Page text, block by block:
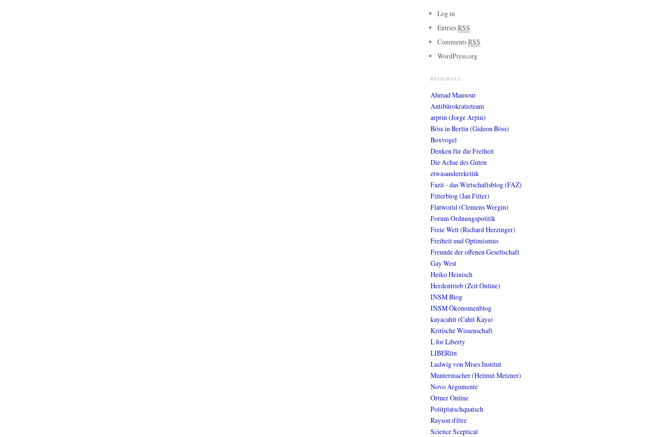
Log in
EntriesRSS
CommentsRSS
WordPress.org
BLOGROLL
Ahmad Mansour
Antibürokratieteam
arprin (Jorge Arpin)
Böss in Berlin (Gideon Böss)
Boxvogel
Denken für die Freiheit
Die Achse des Guten
etwasanderekritik
Fazit - das Wirtschaftsblog (FAZ)
Filterblog (Jan Filter)
Flatworld (Clemens Wergin)
Forum Ordnungspolitik
Freie Welt (Richard Herzinger)
Freiheit und Optimismus
Freunde der offenen Gesellschaft
Gay West
Heiko Heinisch
Herdentrieb (Zeit Online)
INSM Blog
INSM Ökonomenblog
kayacahit (Cahit Kaya)
Kritische Wissenschaft
L for Liberty
LIBERlin
Ludwig von Mises Institut
Muntermacher (Helmut Metzner)
Novo Argumente
Ortner Online
Politplatschquatsch
Rayson d'être
Science Sceptical